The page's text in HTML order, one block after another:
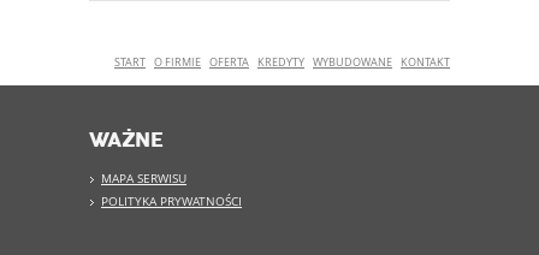
START O FIRMIE OFERTA KREDYTY WYBUDOWANE KONTAKT
WAŻNE
MAPA SERWISU
POLITYKA PRYWATNOŚCI